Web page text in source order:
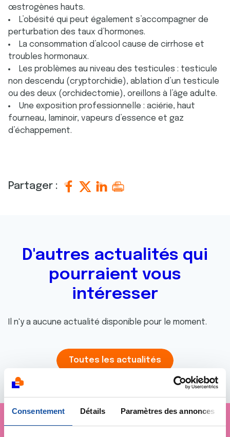
Consentement Détails Paramètres des annonces
œstrogènes hauts.
L’obésité qui peut également s’accompagner de
perturbation des taux d’hormones.
La consommation d’alcool cause de cirrhose et
troubles hormonaux.
Les problèmes au niveau des testicules : testicule
non descendu (cryptorchidie), ablation d’un testicule
ou des deux (orchidectomie), oreillons à l’âge adulte.
Une exposition professionnelle : aciérie, haut
fourneau, laminoir, vapeurs d’essence et gaz
d’échappement.
Partager :
D'autres actualités qui
pourraient vous
intéresser
Il n'y a aucune actualité disponible pour le moment.
Toutes les actualités